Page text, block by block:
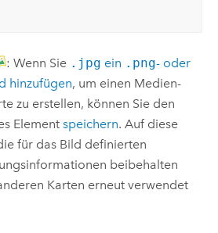
: Wenn Sie .jpg ein .png- oder
hinzufügen, um einen Medien-
zu erstellen, können Sie den
Elementspeichern. Auf diese
für das Bild definierten
beibehalten
Karten erneut verwendet